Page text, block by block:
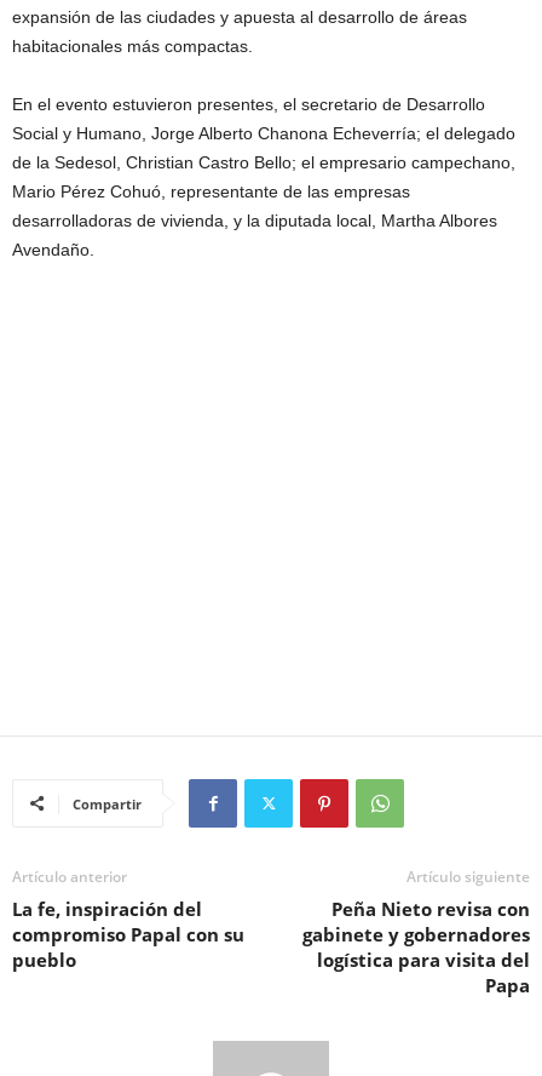
expansión de las ciudades y apuesta al desarrollo de áreas
habitacionales más compactas.
En el evento estuvieron presentes, el secretario de Desarrollo
Social y Humano, Jorge Alberto Chanona Echeverría; el delegado
de la Sedesol, Christian Castro Bello; el empresario campechano,
Mario Pérez Cohuó, representante de las empresas
desarrolladoras de vivienda, y la diputada local, Martha Albores
Avendaño.
Compartir
Artículo anterior
La fe, inspiración del
compromiso Papal con su
pueblo
Artículo siguiente
Peña Nieto revisa con
gabinete y gobernadores
logística para visita del
Papa